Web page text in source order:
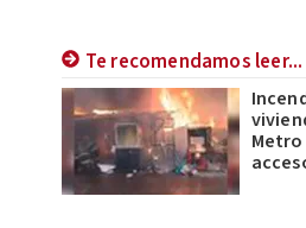
Te recomendamos leer...
Metro